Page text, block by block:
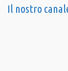
Il nostro